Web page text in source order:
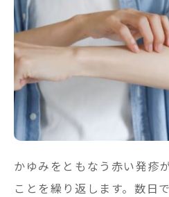
かゆみをともなう赤い発疹
ことを繰り返します。数日